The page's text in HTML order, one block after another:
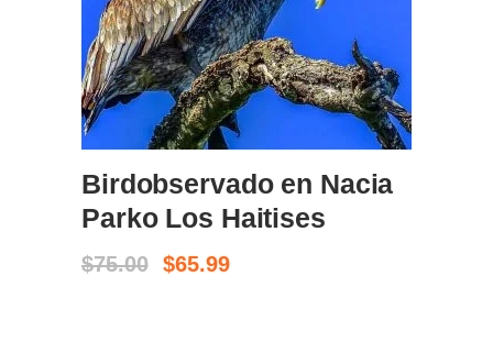
ELIBRO NUN
Birdobservado en Nacia
Parko Los Haitises
$75.00
Original
$65.99Current